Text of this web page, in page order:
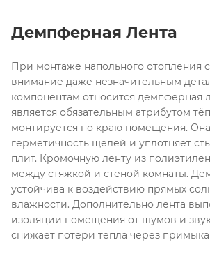
Демпферная Лента
При монтаже напольного отопления
внимание даже незначительным
компонентам относится демпферная
является обязательным атрибутом
монтируется по краю помещения.
герметичность щелей и уплотняет
плит. Кромочную ленту из
между стяжкой и стеной комнаты.
устойчива к воздействию прямых
влажности. Дополнительно лента
изоляции помещения от шумов и
снижает потери тепла через